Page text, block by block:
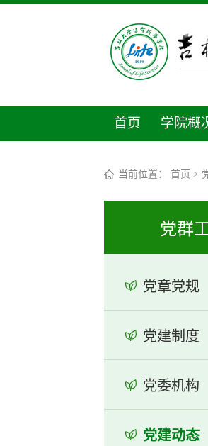
首页 学院概
当前位置： 首页 >
党群
党章党规
党建制度
党委机构
党建动态